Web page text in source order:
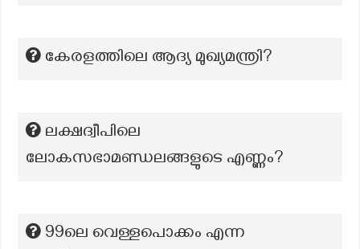
കേരളത്തിലെ ആദ്യ മുഖ്യമന്ത്രി?
ലക്ഷദ്വീപിലെ
ലോകസഭാമണ്ഡലങ്ങളുടെ എണ്ണം?
99ലെ വെള്ളപൊക്കം എന്ന